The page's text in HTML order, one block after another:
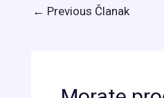
← Previous Članak